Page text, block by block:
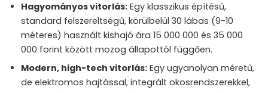
Hagyományos vitorlás: Egy klasszikus építésű,
standard felszereltségű, körülbelül 30 lábas (9-10
méteres) használt kishajó ára 15 000 000 és 35 000
000 forint között mozog állapottól függően.
Modern, high-tech vitorlás: Egy ugyanolyan méretű,
de elektromos hajtással, integrált okosrendszerekkel,